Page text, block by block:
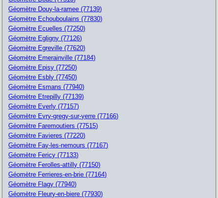
Géomètre Douy-la-ramee (77139)
Géomètre Echouboulains (77830)
Géomètre Ecuelles (77250)
Géomètre Egligny (77126)
Géomètre Egreville (77620)
Géomètre Emerainville (77184)
Géomètre Episy (77250)
Géomètre Esbly (77450)
Géomètre Esmans (77940)
Géomètre Etrepilly (77139)
Géomètre Everly (77157)
Géomètre Evry-gregy-sur-yerre (77166)
Géomètre Faremoutiers (77515)
Géomètre Favieres (77220)
Géomètre Fay-les-nemours (77167)
Géomètre Fericy (77133)
Géomètre Ferolles-attilly (77150)
Géomètre Ferrieres-en-brie (77164)
Géomètre Flagy (77940)
Géomètre Fleury-en-biere (77930)